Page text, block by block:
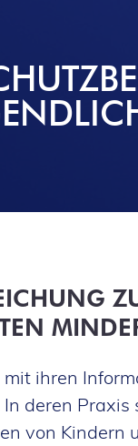
ihren
deren
von Kindern